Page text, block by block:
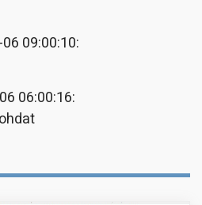
09:00:10:
06:00:16: